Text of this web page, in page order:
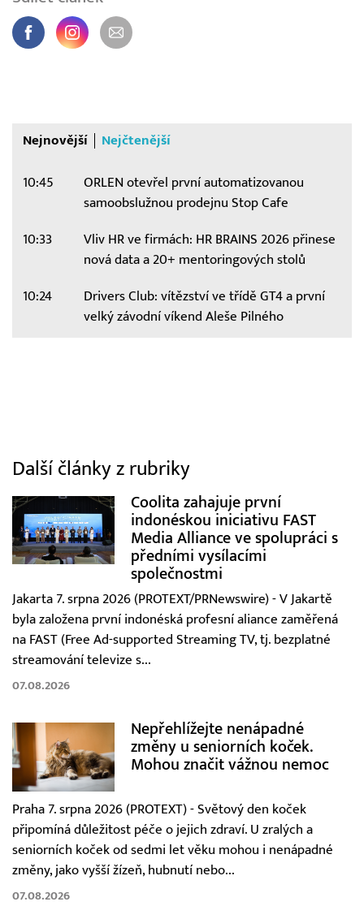
Nejnovější Nejčtenější
10:45
ORLEN otevřel první automatizovanou
samoobslužnou prodejnu Stop Cafe
10:33
Vliv HR ve firmách: HR BRAINS 2026 přinese
nová data a 20+ mentoringových stolů
10:24
Drivers Club: vítězství ve třídě GT4 a první
velký závodní víkend Aleše Pilného
Další články z rubriky
Coolita zahajuje první
indonéskou iniciativu FAST
Media Alliance ve spolupráci s
předními vysílacími
společnostmi
Jakarta 7. srpna 2026 (PROTEXT/PRNewswire) - V Jakartě
byla založena první indonéská profesní aliance zaměřená
na FAST (Free Ad-supported Streaming TV, tj. bezplatné
streamování televize s...
07.08.2026
Nepřehlížejte nenápadné
změny u seniorních koček.
Mohou značit vážnou nemoc
Praha 7. srpna 2026 (PROTEXT) - Světový den koček
připomíná důležitost péče o jejich zdraví. U zralých a
seniorních koček od sedmi let věku mohou i nenápadné
změny, jako vyšší žízeň, hubnutí nebo...
07.08.2026